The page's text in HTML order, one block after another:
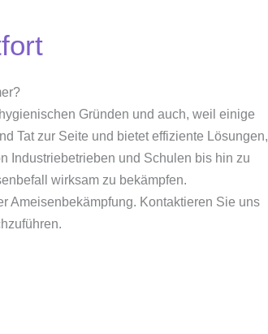
Gründen und auch, weil einige
Tat zur Seite und bietet effiziente Lösungen,
Industriebetrieben und Schulen bis hin zu
wirksam zu bekämpfen.
Ameisenbekämpfung. Kontaktieren Sie uns